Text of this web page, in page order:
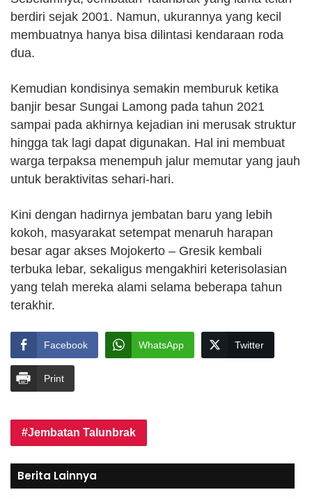
berdiri sejak 2001. Namun, ukurannya yang kecil
membuatnya hanya bisa dilintasi kendaraan roda
dua.
Kemudian kondisinya semakin memburuk ketika
banjir besar Sungai Lamong pada tahun 2021
sampai pada akhirnya kejadian ini merusak struktur
hingga tak lagi dapat digunakan. Hal ini membuat
warga terpaksa menempuh jalur memutar yang jauh
untuk beraktivitas sehari-hari.
Kini dengan hadirnya jembatan baru yang lebih
kokoh, masyarakat setempat menaruh harapan
besar agar akses Mojokerto – Gresik kembali
terbuka lebar, sekaligus mengakhiri keterisolasian
yang telah mereka alami selama beberapa tahun
terakhir.
Facebook WhatsApp Twitter
Print
Jembatan Talunbrak
Berita Lainnya